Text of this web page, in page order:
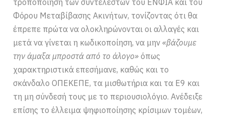
τροποποίηση των συντελεστών του ΕΝΦΙΑ και του
Φόρου Μεταβίβασης Ακινήτων, τονίζοντας ότι θα
έπρεπε πρώτα να ολοκληρώνονται οι αλλαγές και
μετά να γίνεται η κωδικοποίηση, να μην«βάζουμε
την άμαξα μπροστά από το άλογο» όπως
χαρακτηριστικά επεσήμανε, καθώς και το
σκάνδαλο ΟΠΕΚΕΠΕ, τα μισθωτήρια και τα Ε9 και
τη μη σύνδεσή τους με το περιουσιολόγιο. Ανέδειξε
επίσης το έλλειμα ψηφιοποίησης κρίσιμων τομέων,